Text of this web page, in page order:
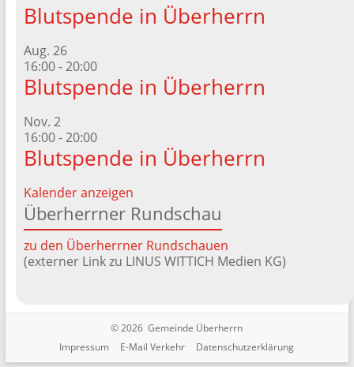
Blutspende in Überherrn
Aug. 26
16:00-20:00
Blutspende in Überherrn
Nov. 2
16:00-20:00
Blutspende in Überherrn
Kalender anzeigen
Überherrner Rundschau
zu den Überherrner Rundschauen
(externer Link zu LINUS WITTICH Medien KG)
© 2026 Gemeinde Überherrn
Impressum
E-Mail Verkehr Datenschutzerklärung